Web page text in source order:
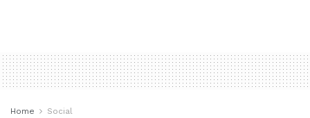
Home Social